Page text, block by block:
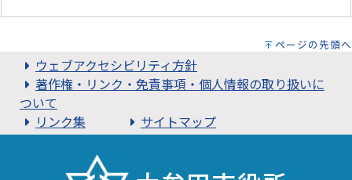
ページの先頭へ
ウェブアクセシビリティ方針
著作権・リンク・免責事項・個人情報の取り扱いに
ついて
リンク集
サイトマップ